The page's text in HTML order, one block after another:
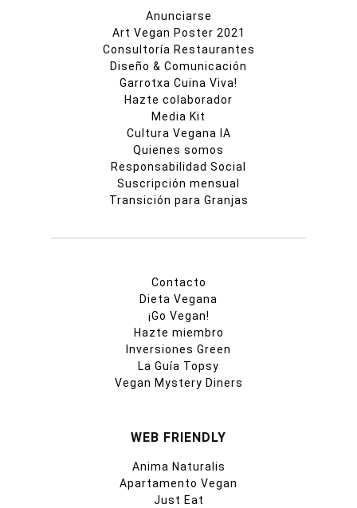
Anunciarse
Art Vegan Poster 2021
Consultoría Restaurantes
Diseño & Comunicación
Garrotxa Cuina Viva!
Hazte colaborador
Media Kit
Cultura Vegana IA
Quienes somos
Responsabilidad Social
Suscripción mensual
Transición para Granjas
Contacto
Dieta Vegana
¡Go Vegan!
Hazte miembro
Inversiones Green
La Guía Topsy
Vegan Mystery Diners
WEB FRIENDLY
Anima Naturalis
Apartamento Vegan
Just Eat